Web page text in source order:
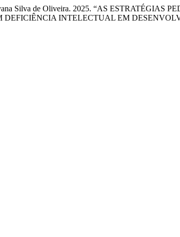
Silva de Oliveira. 2025. “AS
INTELECTUAL EM